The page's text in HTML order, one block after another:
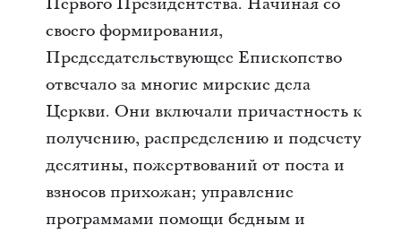
своего формирования,
Председательствующее Епископство
отвечало за многие мирские дела
Церкви. Они включали причастность к
получению, распределению и подсчету
десятины, пожертвований от поста и
взносов прихожан; управление
программами помощи бедным и